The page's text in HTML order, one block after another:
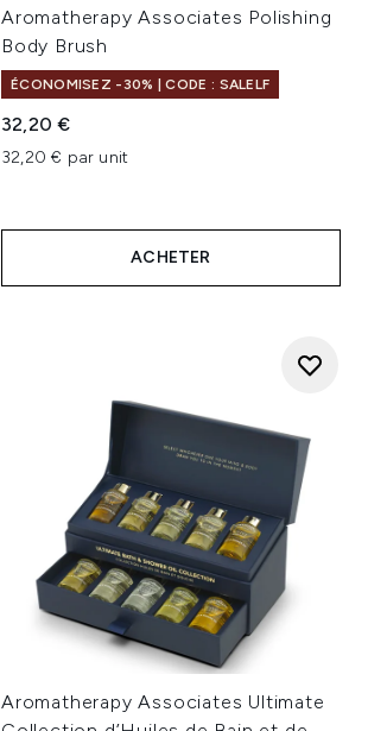
Aromatherapy Associates Polishing
Body Brush
ÉCONOMISEZ -30% | CODE : SALELF
32,20 €
32,20 € par unit
ACHETER
Aromatherapy Associates Ultimate